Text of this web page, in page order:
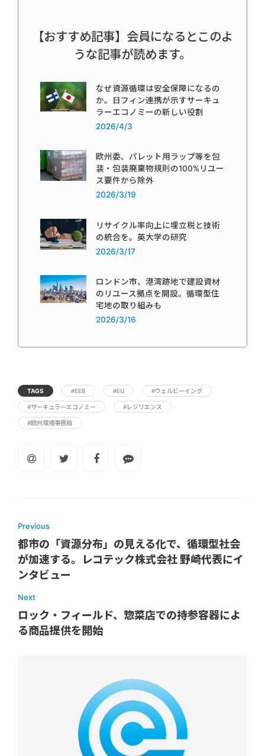
【おすすめ記事】会員になるとこのよ
うな記事が読めます。
なぜ資源循環は安全保障になるの
か。日フィン連携が示すサーキュ
ラーエコノミーの新しい役割
2026/4/3
欧州委、パレット用ラップ等を包
装・包装廃棄物規則の100%リユー
ス要件から除外
2026/3/19
リサイクル率向上に埋立税と技術
の統合を。英大学の研究
2026/3/17
ロンドン市、港湾跡地で建設資材
のリユース拠点を開設。循環型住
宅地の取り組みも
2026/3/16
TAGS #EEB #EU #ウェルビーイング
#サーキュラーエコノミー #レジリエンス
#欧州環境事務局
Previous
都市の「資源分布」の見える化で、循環型社会
が加速する。レコテック株式会社 野崎代表にイ
ンタビュー
Next
ロック・フィールド、惣菜店での持参容器によ
る商品提供を開始